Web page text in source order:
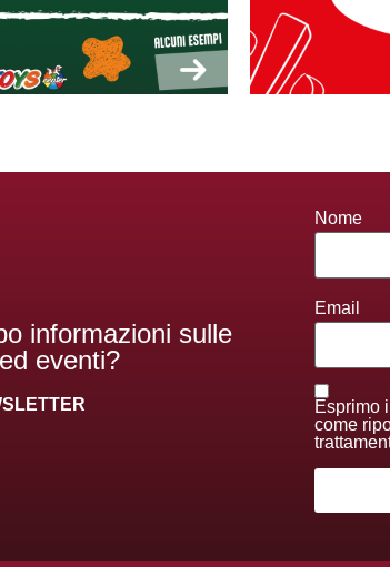
informazioni sulle
eventi?
Nome
Email
Esprimo
come